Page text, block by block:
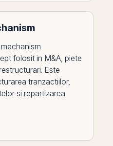
folosit in M&A, piete
Este
tranzactiilor,
si repartizarea